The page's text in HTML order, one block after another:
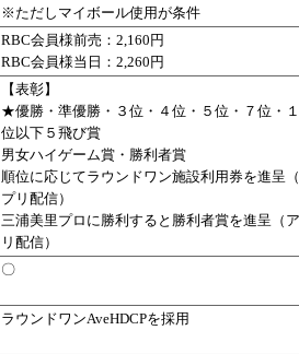
※ただしマイボール使用が条件
RBC会員様前売：2,160円
RBC会員様当日：2,260円
【表彰】
★優勝・準優勝・３位・４位・５位・７位・
位以下５飛び賞
男女ハイゲーム賞・勝利者賞
順位に応じてラウンドワン施設利用券を進呈
プリ配信）
三浦美里プロに勝利すると勝利者賞を進呈（
リ配信）
〇
ラウンドワンAveHDCPを採用